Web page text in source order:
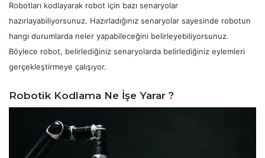
Robotları kodlayarak robot için bazı senaryolar
hazırlayabiliyorsunuz. Hazırladığınız senaryolar sayesinde robotun
hangi durumlarda neler yapabileceğini belirleyebiliyorsunuz.
Böylece robot, belirlediğiniz senaryolarda belirlediğiniz eylemleri
gerçekleştirmeye çalışıyor.
Robotik Kodlama Ne İşe Yarar ?